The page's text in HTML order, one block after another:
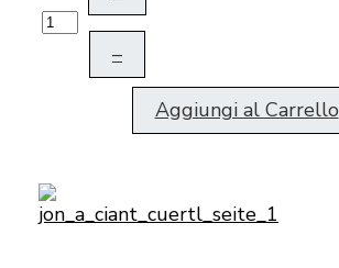
–
Aggiungi al Carrello